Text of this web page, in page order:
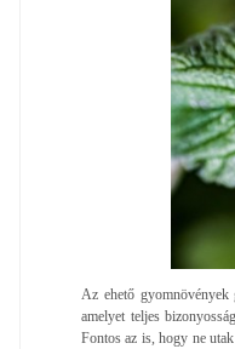
Az ehető
amelyet teljes
Fontos az is, hogy ne